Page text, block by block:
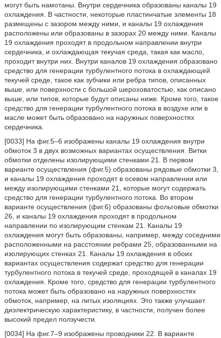
могут быть намотаны. Внутри сердечника образованы каналы 19
охлаждения. В частности, некоторые пластинчатые элементы 18
размещены с зазором между ними, и каналы 19 охлаждения
расположены или образованы в зазорах 20 между ними. Каналы
19 охлаждения проходят в продольном направлении внутри
сердечника, и охлаждающая текучая среда, такая как масло,
проходит внутри них. Внутри каналов 19 охлаждения образовано
средство для генерации турбулентного потока в охлаждающей
текучей среде, такое как зубчики или ребра типов, описанных
выше, или поверхности с большой шероховатостью, как описано
выше, или типов, которые будут описаны ниже. Кроме того, такое
средство для генерации турбулентного потока в воздухе или в
масле может быть образовано на наружных поверхностях
сердечника.
[0033] На фиг.5–6 изображены каналы 19 охлаждения внутри
обмоток 3 в двух возможных вариантах осуществления. Витки
обмотки отделены изолирующими стенками 21. В первом
варианте осуществления (фиг.5) образованы рядовые обмотки 3,
и каналы 19 охлаждения проходят в осевом направлении или
между изолирующими стенками 21, которые могут содержать
средство для генерации турбулентного потока. Во втором
варианте осуществления (фиг.6) образованы фольговые обмотки
26, и каналы 19 охлаждения проходят в продольном
направлении по изолирующим стенкам 21. Каналы 19
охлаждения могут быть образованы, например, между соседними
расположенными на расстоянии ребрами 25, образованными на
изолирующих стенках 21. Каналы 19 охлаждения в обоих
вариантах осуществления содержат средство для генерации
турбулентного потока в текучей среде, проходящей в каналах 19
охлаждения. Кроме того, средство для генерации турбулентного
потока может быть образовано на наружных поверхностях
обмоток, например, на литых изоляциях. Это также улучшает
диэлектрическую характеристику, в частности, получен более
высокий предел ползучести.
[0034] На фиг.7–9 изображены проводники 22. В варианте